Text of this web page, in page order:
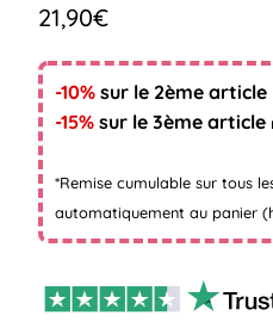
21,90€
-10% sur le 2ème article
-15% sur le 3ème article
*Remise cumulable sur tous
automatiquement au panier